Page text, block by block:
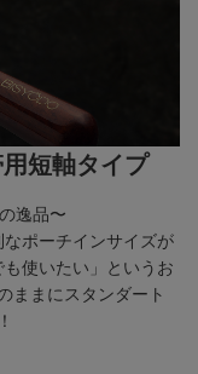
短軸タイプ
逸品〜
なポーチインサイズが
使いたい」というお
ままにスタンダート